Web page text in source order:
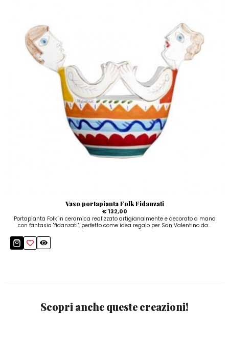
Vaso portapianta Folk Fidanzati
€ 132,00
Portapianta Folk in ceramica realizzato artigianalmente e decorato a mano
con fantasia "fidanzati", perfetto come idea regalo per San Valentino da...
Scopri anche queste creazioni!